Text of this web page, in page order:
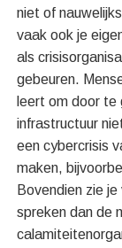
niet of
vaak ook je
als
gebeuren.
leert om door te
infrastructuur
een cybercrisis
maken,
Bovendien zie
spreken dan de